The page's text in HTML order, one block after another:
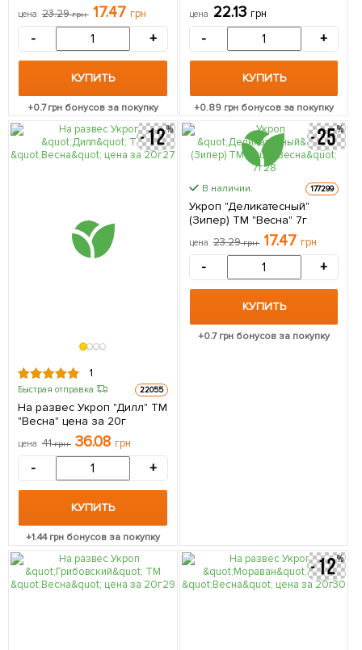
цена 23.29грн 17.47 грн
- +
КУПИТЬ
+0.7грн бонусов за покупку
цена 22.13 грн
- +
КУПИТЬ
+0.89грн бонусов за покупку
1
Быстрая отправка 22055
На развес Укроп "Дилл" ТМ
"Весна" цена за 20г
цена 41грн 36.08 грн
- +
КУПИТЬ
+1.44грн бонусов за покупку
В наличии. 177299
Укроп "Деликатесный"
(Зипер) ТМ "Весна" 7г
цена 23.29грн 17.47 грн
- +
КУПИТЬ
+0.7грн бонусов за покупку